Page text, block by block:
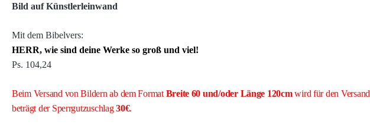
Bild auf Künstlerleinwand
Mit dem Bibelvers:
HERR, wie sind deine Werke so groß und viel!
Ps. 104,24
Beim Versand von Bildern ab dem Format Breite 60 und/oder Länge 120cmwird für den Versand
beträgt der Sperrgutzuschlag30€.